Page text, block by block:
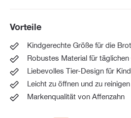
Vorteile
Kindgerechte Größe für die
Robustes Material für täglichen
Liebevolles Tier-Design für
Leicht zu öffnen und zu reinigen
Markenqualität von Affenzahn